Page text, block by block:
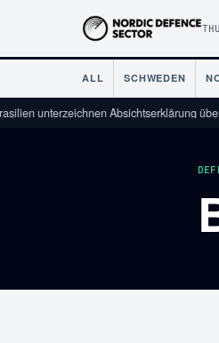
ALL SCHWEDEN
unterzeichnen Absichtserklärung über